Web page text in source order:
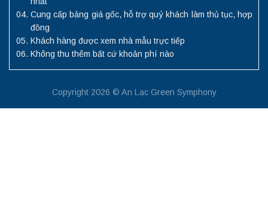
Cung cấp bảng giá gốc, hỗ trợ quý khách làm thủ tục, hợp
đồng
Khách hàng được xem nhà mẫu trực tiếp
Không thu thêm bất cứ khoản phí nào
Copyright 2026 © An Lạc Green Symphony